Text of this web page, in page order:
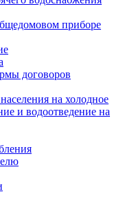
приборе
договоров
на холодное
и водоотведение на